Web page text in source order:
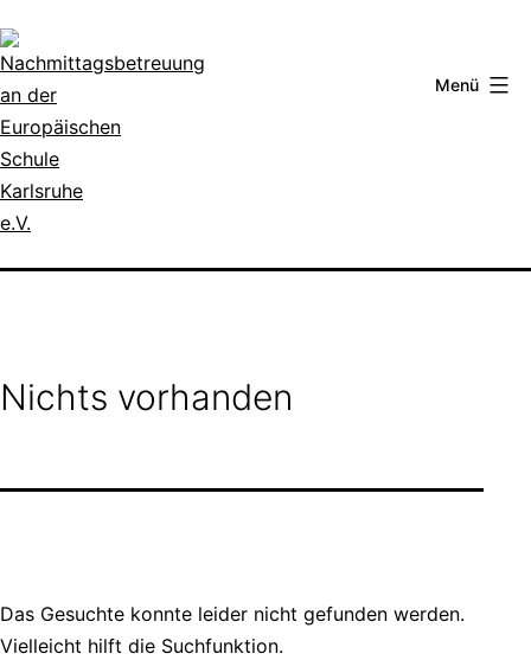
Inhalt
springen
Schule
Karlsruhe
Menü
Nichts vorhanden
Das Gesuchte konnte leider nicht gefunden werden.
Vielleicht hilft die Suchfunktion.